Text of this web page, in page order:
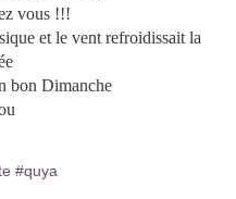
vous !!!
et le vent refroidissait la
bon Dimanche
#quya